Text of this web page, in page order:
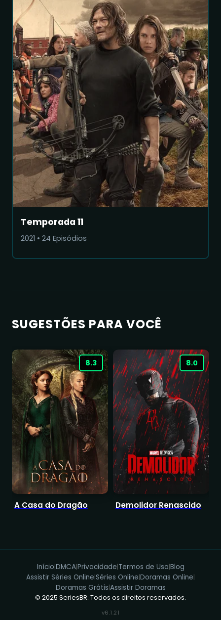
Temporada 11
2021 • 24 Episódios
SUGESTÕES PARA VOCÊ
8.3
A Casa do Dragão
8.0
Demolidor Renascido
Início|DMCA|Privacidade|Termos de Uso|Blog
Assistir Séries Online|Séries Online|Doramas Online|
Doramas Grátis|Assistir Doramas
© 2025 SeriesBR. Todos os direitos reservados.
v6.1.21